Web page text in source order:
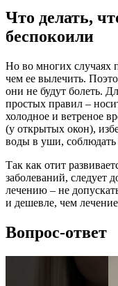
Что делать,
беспокоили
Но во многих случаях
чем ее вылечить.
они не будут болеть.
простых правил –
холодное и ветреное
(у открытых окон),
воды в уши, соблюдать
Так как отит
заболеваний, следует
лечению – не
и дешевле, чем
Вопрос-ответ